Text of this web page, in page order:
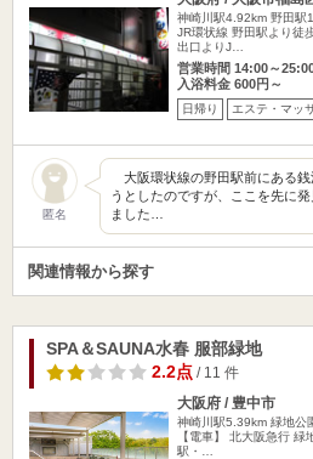
神崎川駅4.92km 野田駅
JR環状線 野田駅より徒
出口よりJ…
営業時間 14:00～
入浴料金 600円～
日帰り エステ・マッ
匿名
大阪環状線の野田駅前にある銭
うとしたのですが、ここを先に
ました…
関連情報から探す
SPA＆SAUNA水春 服部緑地
2.2点/ 11 件
大阪府 / 豊中市
神崎川駅5.39km 緑地公
【電車】 北大阪急行
駅・…